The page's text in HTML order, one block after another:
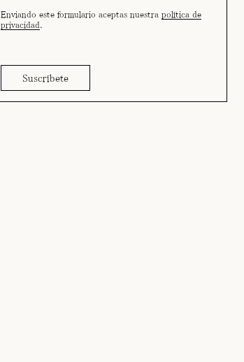
Enviando este formulario aceptas nuestra política de
privacidad.